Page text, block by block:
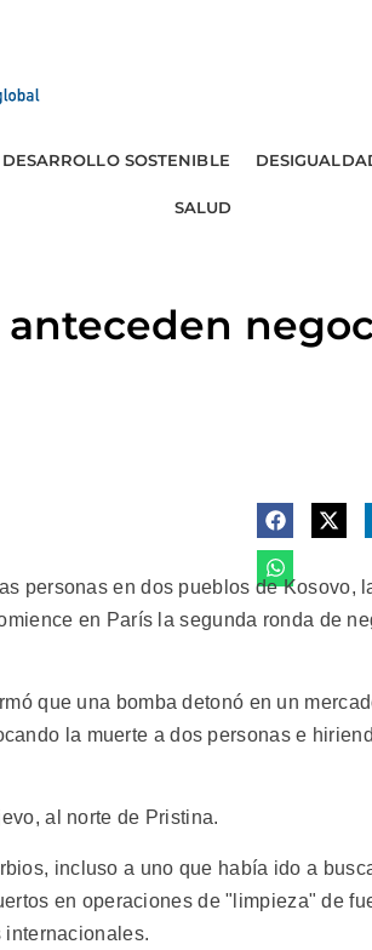
DESARROLLO SOSTENIBLE
SALUD
anteceden
personas en dos pueblos de Kosovo,
en París la segunda ronda de
que una bomba detonó en un
la muerte a dos personas e
al norte de Pristina.
incluso a uno que había ido a
en operaciones de "limpieza" de
internacionales.